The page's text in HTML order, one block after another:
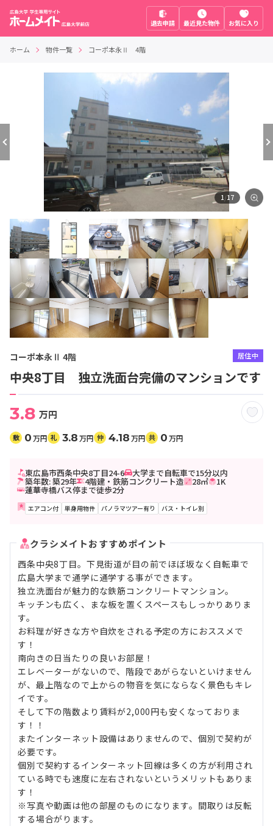
退去申請 最近見た物件 お気に入り
ホーム 物件一覧 コーポ本永Ⅱ 4階
1/17
コーポ本永Ⅱ 4階
中央8丁目 独立洗面台完備のマンションです
居住中
3.8 万円
敷 0万円 礼 3.8万円 仲 4.18万円 共 0万円
東広島市西条中央8丁目24-6 大学まで自転車で15分以内
築年数: 築29年 4階建・鉄筋コンクリート造 28㎡ 1K
蓮華寺橋バス停まで徒歩2分
エアコン付 単身用物件 パノラマツアー有り バス・トイレ別
クラシメイトおすすめポイント
西条中央8丁目。下見街道が目の前でほぼ坂なく自転車で
広島大学まで通学に通学する事ができます。
独立洗面台が魅力的な鉄筋コンクリートマンション。
キッチンも広く、まな板を置くスペースもしっかりありま
す。
お料理が好きな方や自炊をされる予定の方におススメで
す！
南向きの日当たりの良いお部屋！
エレベーターがないので、階段であがらないといけません
が、最上階なので上からの物音を気にならなく景色もキレ
イです。
そして下の階数より賃料が2,000円も安くなっておりま
す！！
またインターネット設備はありませんので、個別で契約が
必要です。
個別で契約するインターネット回線は多くの方が利用され
ている時でも速度に左右されないというメリットもありま
す！
※写真や動画は他の部屋のものになります。間取りは反転
する場合がります。